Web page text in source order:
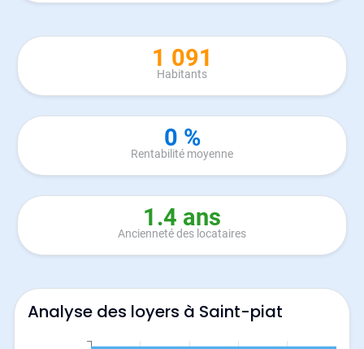
1 091
Habitants
0 %
Rentabilité moyenne
1.4 ans
Ancienneté des locataires
Analyse des loyers à Saint-piat